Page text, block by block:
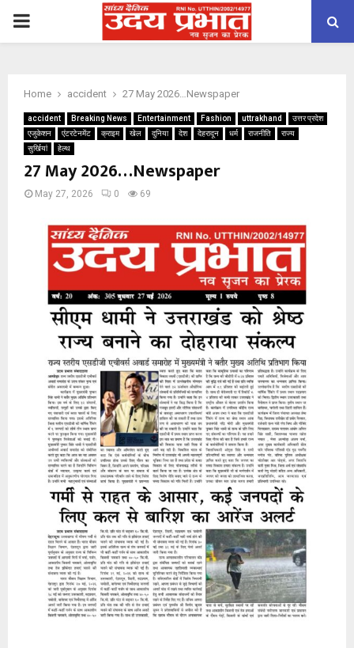
PRIMARY
Home accident 27 May 2026…Newspaper
accident Breaking News Entertainment Fashion uttrakhand
उत्तर प्रदेश
एजुकेशन
एंटरटेनमेंट क्राइम खेल दुनिया देश देहरादून धर्म राजनीति
राज्य
सुर्खियां
हेल्थ
27 May 2026…Newspaper
May 27, 2026 0 69